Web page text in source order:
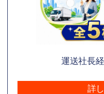
運送社長
詳